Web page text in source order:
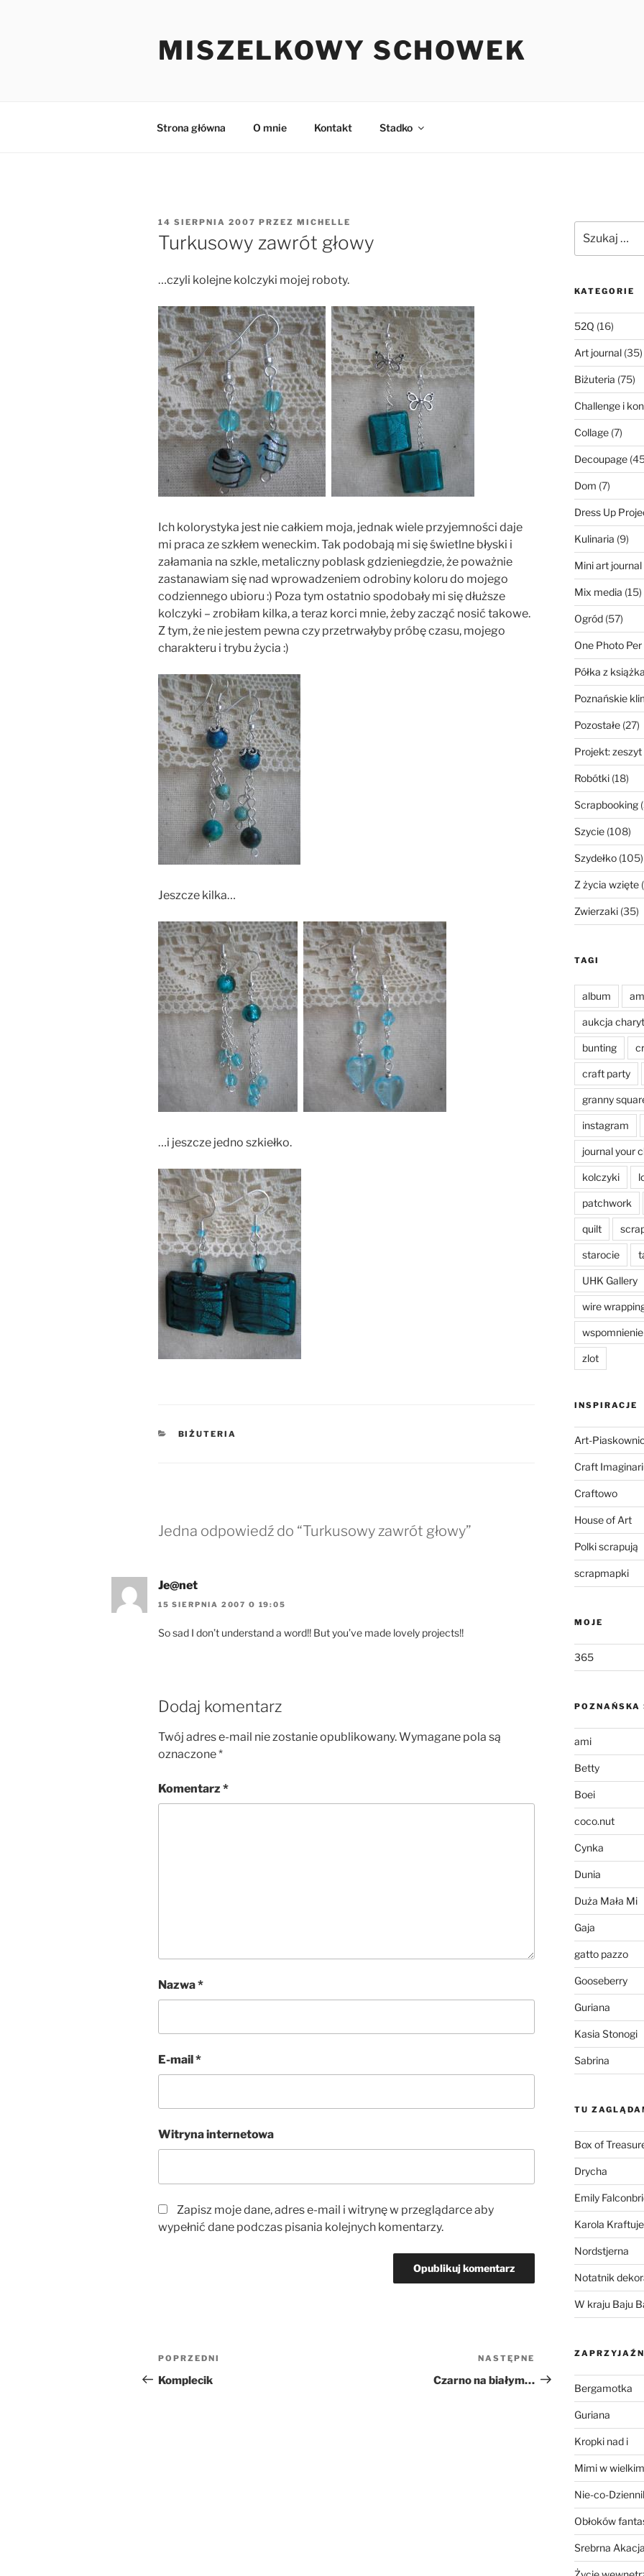
MISZELKOWY SCHOWEK
Strona główna O mnie Kontakt Stadko
OPUBLIKOWANE
W
14 SIERPNIA 2007 PRZEZ MICHELLE
Turkusowy zawrót głowy
…czyli kolejne kolczyki mojej roboty.
Ich kolorystyka jest nie całkiem moja, jednak wiele przyjemności daje
mi praca ze szkłem weneckim. Tak podobają mi się świetlne błyski i
załamania na szkle, metaliczny poblask gdzieniegdzie, że poważnie
zastanawiam się nad wprowadzeniem odrobiny koloru do mojego
codziennego ubioru :) Poza tym ostatnio spodobały mi się dłuższe
kolczyki – zrobiłam kilka, a teraz korci mnie, żeby zacząć nosić takowe.
Z tym, że nie jestem pewna czy przetrwałyby próbę czasu, mojego
charakteru i trybu życia :)
Jeszcze kilka…
…i jeszcze jedno szkiełko.
KATEGORIE
BIŻUTERIA
Jedna odpowiedź do “Turkusowy zawrót głowy”
Je@net
15 SIERPNIA 2007 O 19:05
So sad I don’t understand a word!! But you’ve made lovely projects!!
Dodaj komentarz
Twój adres e-mail nie zostanie opublikowany.Wymagane pola są
oznaczone*
Komentarz *
Nazwa*
E-mail*
Witryna internetowa
Zapisz moje dane, adres e-mail i witrynę w przeglądarce aby
wypełnić dane podczas pisania kolejnych komentarzy.
Nawigacja
wpisu
Poprzedni
wpis
POPRZEDNI
Komplecik
Następny
wpis
NASTĘPNE
Czarno na białym…
KATEGORIE
52Q (16)
Art journal(35)
Biżuteria (75)
Challenge i
Collage(7)
Decoupage
Dom (7)
Dress Up
Kulinaria (9)
Mini art
Mix media (15)
Ogród(57)
One Photo Per
Półka z
Poznańskie
Pozostałe(27)
Projekt: zeszyt
Robótki(18)
Scrapbooking
Szycie(108)
Szydełko(105)
Z życia wzięte
Zwierzaki(35)
TAGI
album
aukcja
bunting
craft party
granny
instagram
journal your
kolczyki
patchwork
quilt
starocie
UHK Gallery
wire
wspomnienie
zlot
INSPIRACJE
Art-
Craft
Craftowo
House of Art
Polki scrapują
scrapmapki
MOJE
365
POZNAŃSKA
ami
Betty
Boei
coco.nut
Cynka
Dunia
Duża Mała Mi
Gaja
gatto pazzo
Gooseberry
Guriana
Kasia Stonogi
Sabrina
TU
Box of
Drycha
Emily
Karola Kraftuje
Nordstjerna
Notatnik
W kraju Baju
Bergamotka
Guriana
Kropki nad i
Mimi w
Nie-co-
Obłoków
Srebrna Akacja